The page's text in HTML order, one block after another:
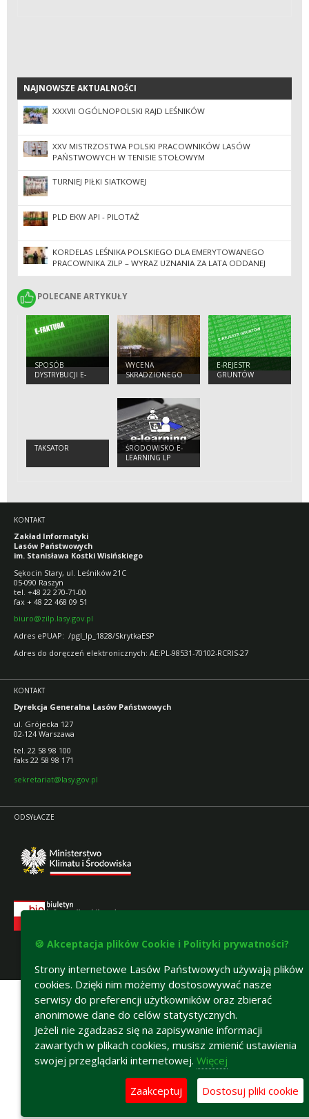
NAJNOWSZE AKTUALNOŚCI
NAJNOWSZE AKTUALNOŚCI
XXXVII OGÓLNOPOLSKI RAJD LEŚNIKÓW
XXV MISTRZOSTWA POLSKI PRACOWNIKÓW LASÓW
PAŃSTWOWYCH W TENISIE STOŁOWYM
TURNIEJ PIŁKI SIATKOWEJ
PLD EKW API - PILOTAŻ
KORDELAS LEŚNIKA POLSKIEGO DLA EMERYTOWANEGO
PRACOWNIKA ZILP – WYRAZ UZNANIA ZA LATA ODDANEJ
POLECANE ARTYKUŁY
POLECANE ARTYKUŁY
SPOSÓB
DYSTRYBUCJI E-
FAKTUR
WYCENA
SKRADZIONEGO
DREWNA
E-REJESTR
GRUNTÓW
TAKSATOR
ŚRODOWISKO E-
LEARNING LP
KONTAKT
Zakład Informatyki
Lasów Państwowych
im. Stanisława Kostki Wisińskiego
Sękocin Stary, ul. Leśników 21C
05-090 Raszyn
tel. +48 22 270-71-00
fax + 48 22 468 09 51
biuro@zilp.lasy.gov.pl
Adres ePUAP: /pgl_lp_1828/SkrytkaESP
Adres do doręczeń elektronicznych: AE:PL-98531-70102-RCRIS-27
KONTAKT
Dyrekcja Generalna Lasów Państwowych
ul. Grójecka 127
02-124 Warszawa
tel. 22 58 98 100
faks 22 58 98 171
sekretariat@lasy.gov.pl
ODSYŁACZE
Deklaracja dostępności
🍪 Akceptacja plików Cookie i Polityki prywatności?
Strony internetowe Lasów Państwowych używają plików
cookies. Dzięki nim możemy dostosowywać nasze
serwisy do preferencji użytkowników oraz zbierać
anonimowe dane do celów statystycznych.
Jeżeli nie zgadzasz się na zapisywanie informacji
zawartych w plikach cookies, musisz zmienić ustawienia
swojej przeglądarki internetowej. Więcej
Zaakceptuj Dostosuj pliki cookie